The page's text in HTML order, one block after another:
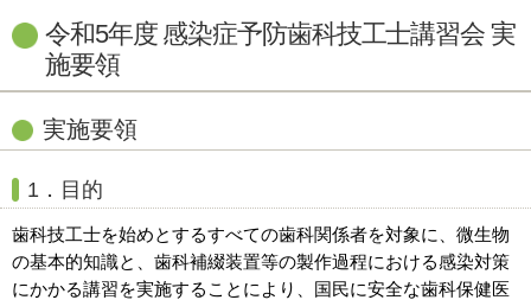
令和5年度 感染症予防歯科技工士講習会 実
施要領
実施要領
1．目的
歯科技工士を始めとするすべての歯科関係者を対象に、微生物
の基本的知識と、歯科補綴装置等の製作過程における感染対策
にかかる講習を実施することにより、国民に安全な歯科保健医